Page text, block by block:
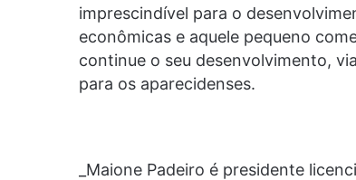
imprescindível para o
econômicas e aquele pequeno
continue o seu desenvolvimento,
para os aparecidenses.
_Maione Padeiro é presidente